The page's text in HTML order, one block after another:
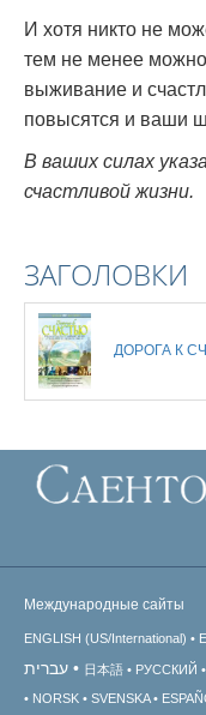
И хотя никто не
тем не менее
выживание и
повысятся и ваши
В ваших силах
счастливой жизни.
ЗАГОЛОВКИ
ДОРОГА К
Международные сайты
ENGLISH (US/International)
עברית 日本語 РУССКИЙ
NORSK
SVENSKA